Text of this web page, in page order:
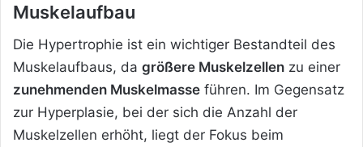
Muskelaufbau
Die Hypertrophie ist ein wichtiger Bestandteil des
Muskelaufbaus, da größere Muskelzellen zu einer
zunehmenden Muskelmasse führen. Im Gegensatz
zur Hyperplasie, bei der sich die Anzahl der
Muskelzellen erhöht, liegt der Fokus beim